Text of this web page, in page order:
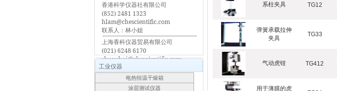
香港科学仪器社有限公司
(852) 2481 1323
hlam@chescientific.com
联系人：林小姐
上海香科仪器贸易有限公司
(021) 6248 6170
shanghai@chescientific.com
联系人：车先生
工业仪器
电热恒温干燥箱
涂层测试仪器
系柱夹具 TG12
弹簧承载拉伸
夹具
TG33
气动虎钳 TG412
用于薄膜的虎